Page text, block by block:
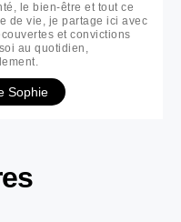
le bien-être et tout ce
de vie, je partage ici avec
et convictions
au quotidien,
Sophie